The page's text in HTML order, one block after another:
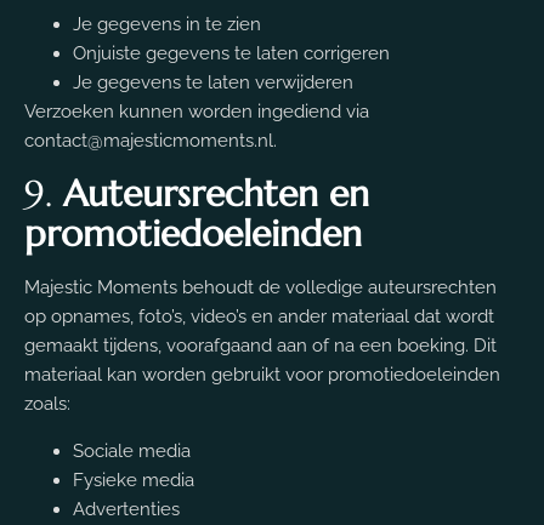
Je gegevens in te zien
Onjuiste gegevens te laten corrigeren
Je gegevens te laten verwijderen
Verzoeken kunnen worden ingediend via
contact@majesticmoments.nl.
9.Auteursrechten en
promotiedoeleinden
Majestic Moments behoudt de volledige auteursrechten
op opnames, foto’s, video’s en ander materiaal dat wordt
gemaakt tijdens, voorafgaand aan of na een boeking. Dit
materiaal kan worden gebruikt voor promotiedoeleinden
zoals:
Sociale media
Fysieke media
Advertenties